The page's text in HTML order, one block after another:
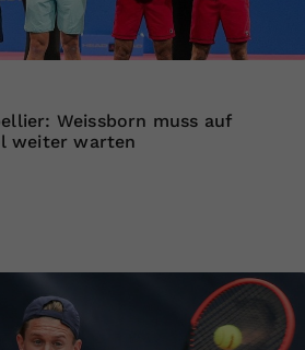
Weissborn muss auf
weiter warten